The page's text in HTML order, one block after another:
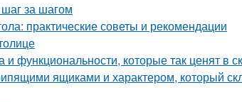
шаг за шагом
практические советы и рекомендации
функциональности, которые так ценят в
ящиками и характером, который